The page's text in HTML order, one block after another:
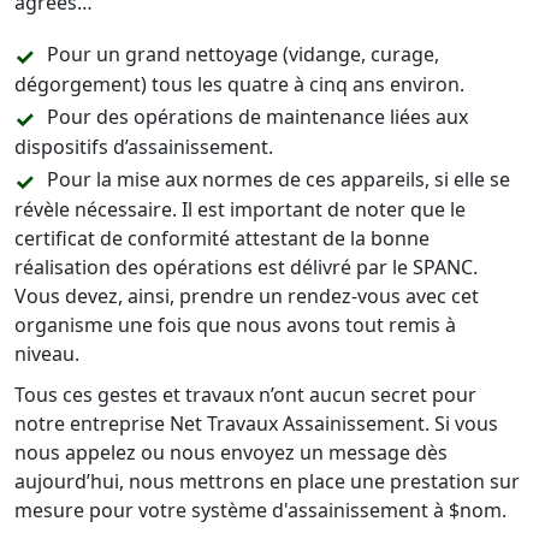
Pour un grand nettoyage (vidange, curage,
dégorgement) tous les quatre à cinq ans environ.
Pour des opérations de maintenance liées aux
dispositifs d’assainissement.
Pour la mise aux normes de ces appareils, si elle se
révèle nécessaire. Il est important de noter que le
certificat de conformité attestant de la bonne
réalisation des opérations est délivré par le SPANC.
Vous devez, ainsi, prendre un rendez-vous avec cet
organisme une fois que nous avons tout remis à
niveau.
Tous ces gestes et travaux n’ont aucun secret pour
notre entreprise Net Travaux Assainissement. Si vous
nous appelez ou nous envoyez un message dès
aujourd’hui, nous mettrons en place une prestation sur
mesure pour votre système d'assainissement à $nom.